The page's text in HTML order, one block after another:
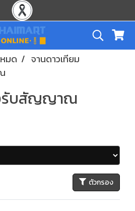
มด
จานดาวเทียม
รับสัญญาณ
ตัวกรอง